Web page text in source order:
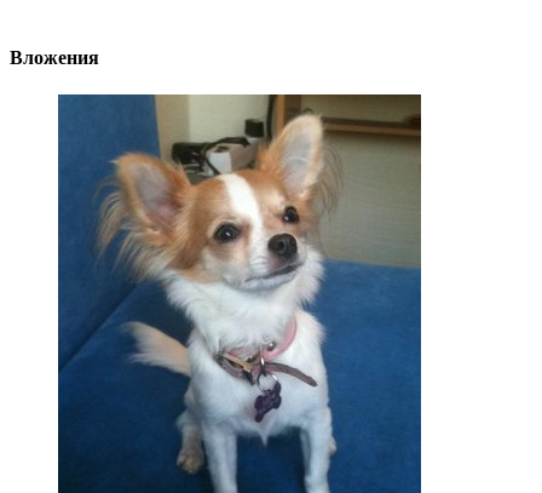
Вложения